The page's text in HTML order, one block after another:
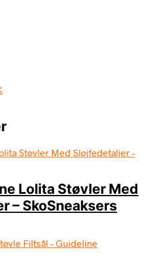
Lolita Støvler Med
– SkoSneaksers